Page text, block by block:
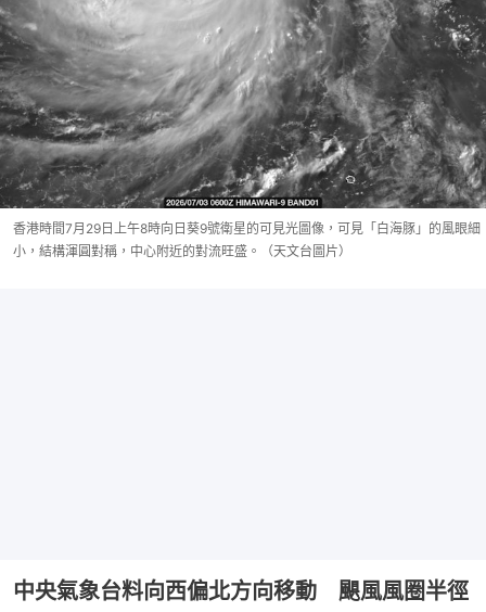
香港時間7月29日上午8時向日葵9號衛星的可見光圖像，可見「白海豚」的風眼細
小，結構渾圓對稱，中心附近的對流旺盛。（天文台圖片）
中央氣象台料向西偏北方向移動 颶風風圈半徑